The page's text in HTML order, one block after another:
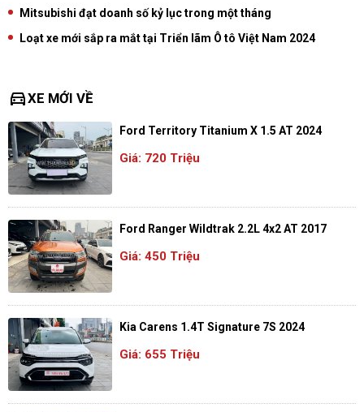
Mitsubishi đạt doanh số kỷ lục trong một tháng
Loạt xe mới sắp ra mắt tại Triển lãm Ô tô Việt Nam 2024
directions_carXE MỚI VỀ
Ford Territory Titanium X 1.5 AT 2024
Giá: 720 Triệu
Ford Ranger Wildtrak 2.2L 4x2 AT 2017
Giá: 450 Triệu
Kia Carens 1.4T Signature 7S 2024
Giá: 655 Triệu